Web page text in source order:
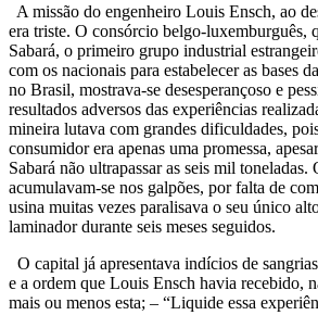
A missão do engenheiro Louis Ensch, ao
era triste. O consórcio belgo-luxemburguês,
Sabará, o primeiro grupo industrial
com os nacionais para estabelecer as bases
no Brasil, mostrava-se desesperançoso e
resultados adversos das experiências
mineira lutava com grandes dificuldades,
consumidor era apenas uma promessa,
Sabará não ultrapassar as seis mil toneladas.
acumulavam-se nos galpões, por falta de
usina muitas vezes paralisava o seu único
laminador durante seis meses seguidos.
O capital já apresentava indícios de
e a ordem que Louis Ensch havia recebido,
mais ou menos esta; – “Liquide essa